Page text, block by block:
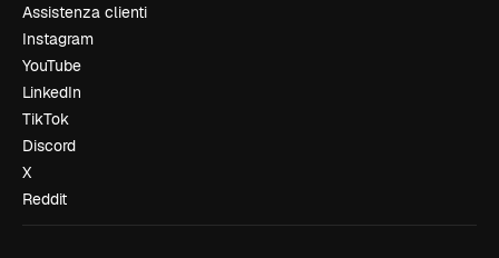
Assistenza clienti
Instagram
YouTube
LinkedIn
TikTok
Discord
X
Reddit